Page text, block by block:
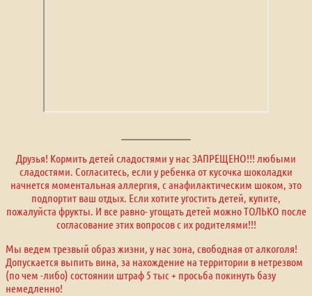
Друзья! Кормить детей сладостями у нас ЗАПРЕЩЕНО!!! любыми
сладостями. Согласитесь, если у ребенка от кусочка шоколадки
начнется моментальная аллергия, с анафилактическим шоком, это
подпортит ваш отдых. Если хотите угостить детей, купите,
пожалуйста фрукты. И все равно- угощать детей можно ТОЛЬКО после
согласование этих вопросов с их родителями!!!
Мы ведем трезвый образ жизни, у нас зона, свободная от алкоголя!
Допускается выпить вина, за нахождение на территории в нетрезвом
(по чем -либо) состоянии штраф 5 тыс + просьба покинуть базу
немедленно!